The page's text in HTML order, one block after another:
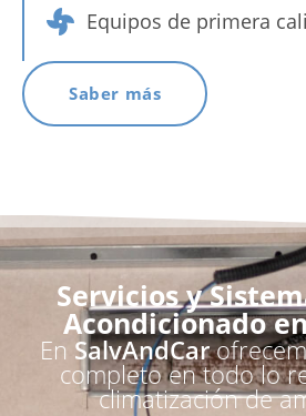
Equipos de primera
Saber más
Servicios y
Acondicionado
En SalvAndCar
completo en todo lo
climatización de